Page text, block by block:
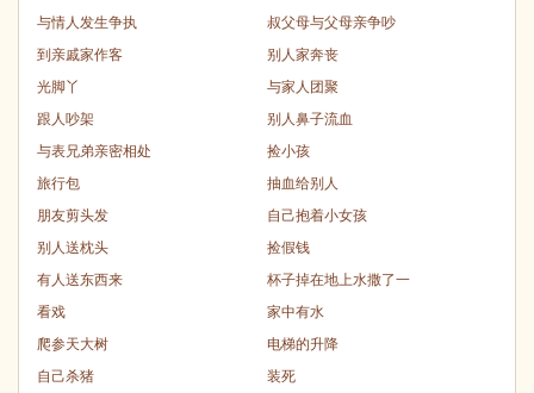
与情人发生争执
叔父母与父母亲争吵
到亲戚家作客
别人家奔丧
光脚丫
与家人团聚
跟人吵架
别人鼻子流血
与表兄弟亲密相处
捡小孩
旅行包
抽血给别人
朋友剪头发
自己抱着小女孩
别人送枕头
捡假钱
有人送东西来
杯子掉在地上水撒了一
看戏
家中有水
爬参天大树
电梯的升降
自己杀猪
装死